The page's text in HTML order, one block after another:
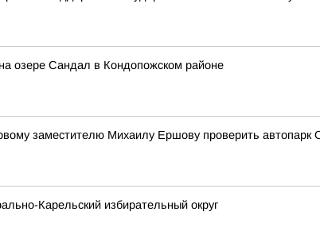
озере Сандал в Кондопожском районе
заместителю Михаилу Ершову проверить
Карельский избирательный округ